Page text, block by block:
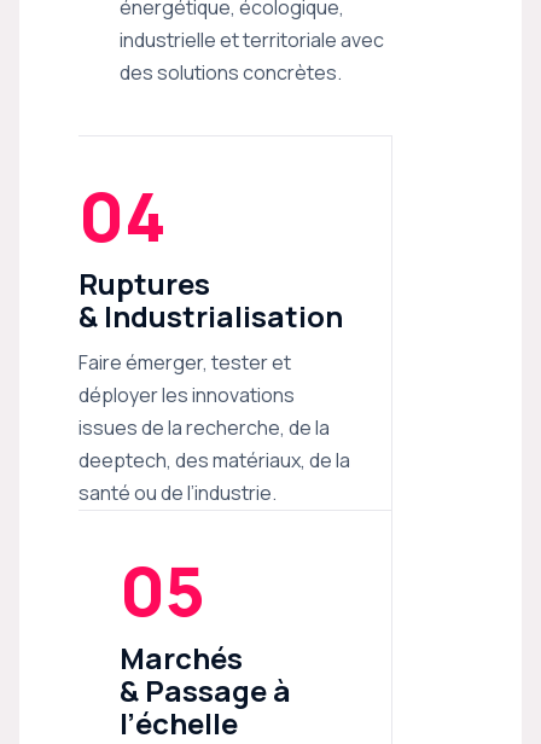
énergétique, écologique,
industrielle et territoriale avec
des solutions concrètes.
04
Ruptures
& Industrialisation
Faire émerger, tester et
déployer les innovations
issues de la recherche, de la
deeptech, des matériaux, de la
santé ou de l’industrie.
05
Marchés
& Passage à
l’échelle